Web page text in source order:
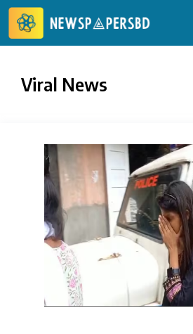
Skip
content
Viral News